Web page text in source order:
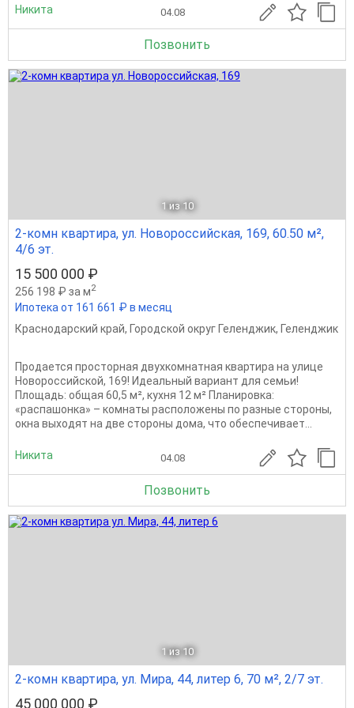
Никита 04.08
Позвонить
1 из 10
2-комн квартира, ул. Новороссийская, 169, 60.50 м²,
4/6 эт.
15 500 000 ₽
256 198 ₽ за м2
Ипотека от 161 661 ₽ в месяц
Краснодарский край, Городской округ Геленджик, Геленджик
Продается просторная двухкомнатная квартира на улице
Новороссийской, 169! Идеальный вариант для семьи!
Площадь: общая 60,5 м², кухня 12 м² Планировка:
«распашонка» – комнаты расположены по разные стороны,
окна выходят на две стороны дома, что обеспечивает...
Никита 04.08
Позвонить
1 из 10
2-комн квартира, ул. Мира, 44, литер 6, 70 м², 2/7 эт.
45 000 000 ₽